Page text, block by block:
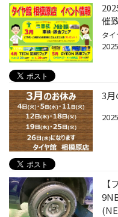
催
3